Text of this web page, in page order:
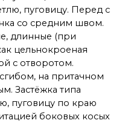
пуговицу. Перед с
со средним швом.
длинные (при
цельнокроеная
с отворотом.
на притачном
Застёжка типа
пуговицу по краю
боковых косых